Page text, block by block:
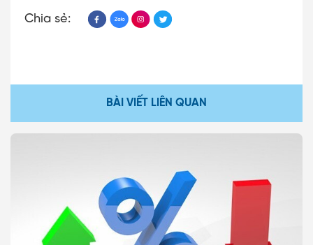
Chia sẻ:
BÀI VIẾT LIÊN QUAN